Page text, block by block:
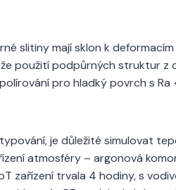
slitiny mají sklon k deformacím
použití podpůrných struktur z
pro hladký povrch s Ra
je důležité simulovat
atmosféry – argonová
zařízení trvala 4 hodiny, s